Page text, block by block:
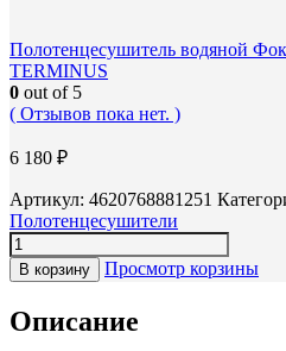
Полотенцесушитель водяной
TERMINUS
0 out of 5
( Отзывов пока нет. )
6 180 ₽
Артикул: 4620768881251
Полотенцесушители
В корзину Просмотр корзины
Описание